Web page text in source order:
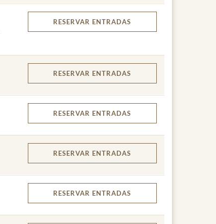
RESERVAR ENTRADAS
RESERVAR ENTRADAS
RESERVAR ENTRADAS
RESERVAR ENTRADAS
RESERVAR ENTRADAS